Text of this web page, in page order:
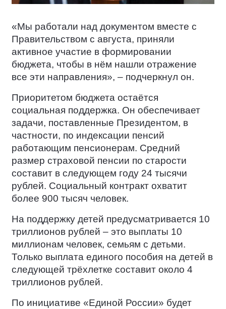
«Мы работали над документом вместе с
Правительством с августа, приняли
активное участие в формировании
бюджета, чтобы в нём нашли отражение
все эти направления», – подчеркнул он.
Приоритетом бюджета остаётся
социальная поддержка. Он обеспечивает
задачи, поставленные Президентом, в
частности, по индексации пенсий
работающим пенсионерам. Средний
размер страховой пенсии по старости
составит в следующем году 24 тысячи
рублей. Социальный контракт охватит
более 900 тысяч человек.
На поддержку детей предусматривается 10
триллионов рублей – это выплаты 10
миллионам человек, семьям с детьми.
Только выплата единого пособия на детей в
следующей трёхлетке составит около 4
триллионов рублей.
По инициативе «Единой России» будет